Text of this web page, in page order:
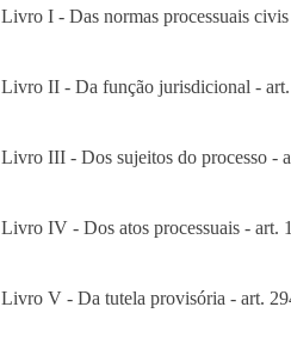
Livro I - Das normas processuais civis
Livro II - Da função jurisdicional - art.
Livro III - Dos sujeitos do processo -
Livro IV - Dos atos processuais - art.
Livro V - Da tutela provisória - art.